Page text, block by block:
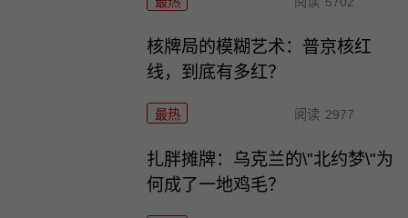
核牌局的模糊艺术：普京核红
线，到底有多红？
最热 阅读 2977
扎胖摊牌：乌克兰的\"北约梦\"为
何成了一地鸡毛？